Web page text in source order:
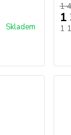
Skladem
1
1
1